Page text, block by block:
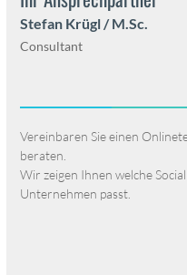
Ste­fan Krügl / M.Sc.
Con­sul­tant
Vere­in­baren Sie einen
berat­en.
Wir zeigen Ihnen welche
Unternehmen passt.